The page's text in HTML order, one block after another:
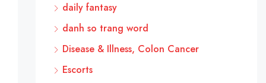
daily fantasy
danh so trang word
Disease & Illness, Colon Cancer
Escorts